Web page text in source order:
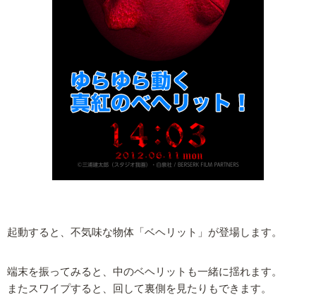
起動すると、不気味な物体「ベヘリット」が登場します。
端末を振ってみると、中のベヘリットも一緒に揺れます。
またスワイプすると、回して裏側を見たりもできます。